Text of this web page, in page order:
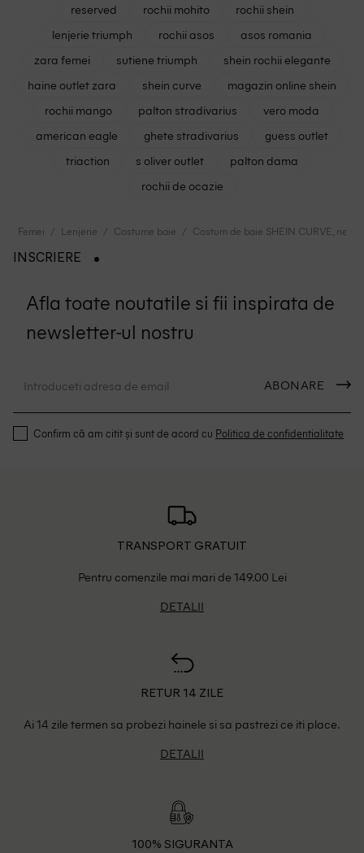
reserved
rochii mohito
rochii shein
lenjerie triumph
rochii asos
asos romania
zara femei
sutiene triumph
shein rochii elegante
haine outlet zara
shein curve
magazin online shein
rochii mango
palton stradivarius
vero moda
american eagle
ghete stradivarius
guess outlet
triaction
s oliver outlet
palton dama
rochii de ocazie
Femei Lenjerie Costume baie Costum de baie SHEIN CURVE, negru
INSCRIERE
Afla toate noutatile si fii inspirata de
newsletter-ul nostru
ABONARE
Confirm că am citit și sunt de acord cu Politica de confidentialitate
TRANSPORT GRATUIT
Pentru comenzile mai mari de 149.00 Lei
DETALII
RETUR 14 ZILE
Ai 14 zile termen sa probezi hainele si sa pastrezi ce iti place.
DETALII
100% SIGURANTA